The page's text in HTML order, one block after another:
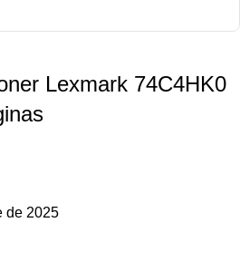
Lexmark 74C4HK0
de 2025